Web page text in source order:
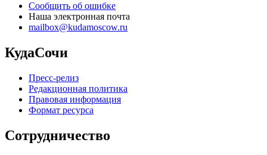
Сообщить об ошибке
Наша электронная почта
mailbox@kudamoscow.ru
КудаСочи
Пресс-релиз
Редакционная политика
Правовая информация
Формат ресурса
Сотрудничество